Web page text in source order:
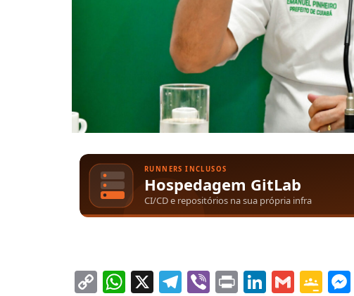
C
W X
T
Vi Pr Li G
G